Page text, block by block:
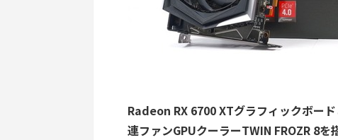
Radeon RX 6700 XTグラフィックボー
連ファンGPUクーラーTWIN FROZR 8